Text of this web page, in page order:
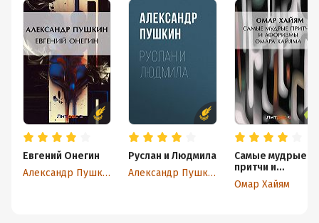
Евгений Онегин
Александр Пушкин
Руслан и Людмила
Александр Пушкин
Самые мудрые
притчи и
афоризмы
Хайяма
Омар Хайям